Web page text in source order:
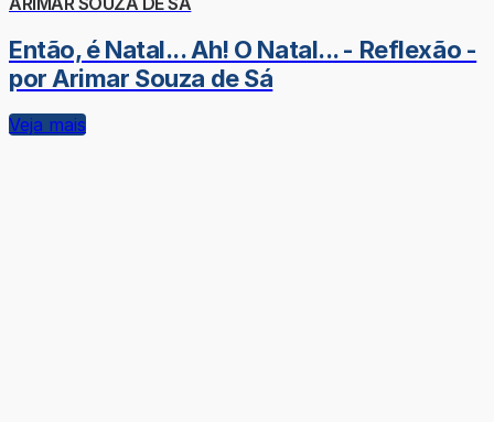
Então, é Natal... Ah! O Natal... - Reflexão -
por Arimar Souza de Sá
Veja mais